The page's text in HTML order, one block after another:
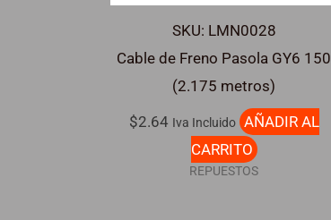
SKU: LMN0028
Cable de Freno Pasola GY6 150
(2.175 metros)
$2.64 Iva Incluido AÑADIR AL
CARRITO
REPUESTOS